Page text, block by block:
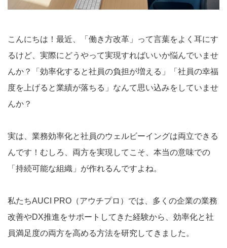
こんにちは！最近、「働き方改革」って言葉をよく耳にす
るけど、実際にどうやって実現すればいいか悩んでいませ
んか？「効率化すると社員の負担が増える」「社員の幸福
度を上げると業績が落ちる」なんて思い込みをしていませ
んか？
実は、業務効率化と社員のウェルビーイングは両立できる
んです！むしろ、両方を実現してこそ、本当の意味での
「持続可能な組織」が作れるんですよね。
私たちAUCI PRO（アウチプロ）では、多くの企業の業務
改善やDX推進をサポートしてきた経験から、効率化と社
員満足度の両方を高める方法を研究してきました。